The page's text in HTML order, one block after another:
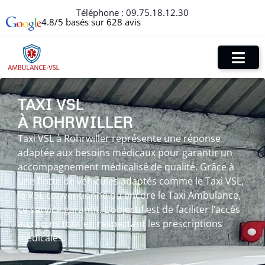
Téléphone : 09.75.18.12.30
4.8/5 basés sur 628 avis
TAXI VSL
À ROHRWILLER
Taxi VSL à Rohrwiller représente une réponse
adaptée aux besoins médicaux pour garantir un
accompagnement médicalisé de qualité. Grâce à
une flotte de véhicules adaptés comme le Taxi VSL,
le VSL conventionné ou encore le Taxi Ambulance,
ce service garantit. L’objectif est de faciliter l’accès
aux soins tout en respectant les prescriptions
médicales.